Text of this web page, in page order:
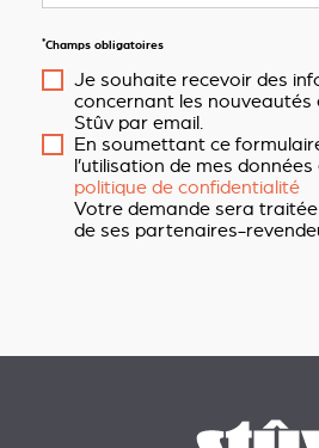
*Champs obligatoires
Je souhaite recevoir des
concernant les nouveautés
Stûv par email.
En soumettant ce
l’utilisation de mes
politique de confidentialité
Votre demande sera
de ses partenaires-